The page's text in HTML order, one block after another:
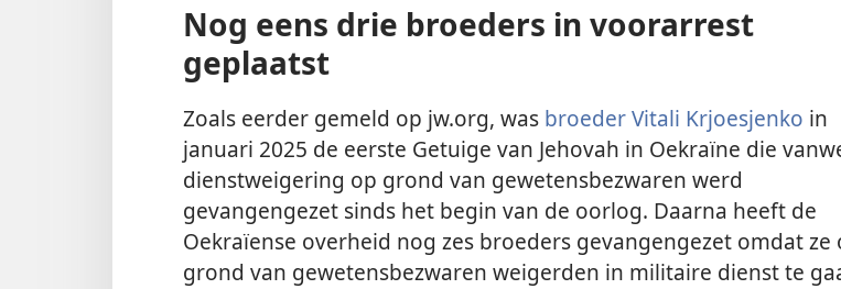
Nog eens drie broeders in voorarrest
geplaatst
Zoals eerder gemeld op jw.org, was broeder Vitali Krjoesjenko in
januari 2025 de eerste Getuige van Jehovah in Oekraïne die
dienstweigering op grond van gewetensbezwaren werd
gevangengezet sinds het begin van de oorlog. Daarna heeft de
Oekraïense overheid nog zes broeders gevangengezet omdat ze
grond van gewetensbezwaren weigerden in militaire dienst te